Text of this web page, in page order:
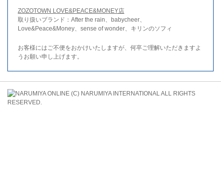
ZOZOTOWN LOVE&PEACE&MONEY店
取り扱いブランド：After the rain、babycheer、
Love&Peace&Money、sense of wonder、キリンのソフィ
お客様にはご不便をおかけいたしますが、何卒ご理解いただきますよ
うお願い申し上げます。